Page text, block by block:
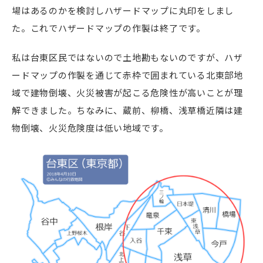
場はあるのかを検討しハザードマップに丸印をしまし
た。これでハザードマップの作製は終了です。
私は台東区民ではないので土地勘もないのですが、ハザ
ードマップの作製を通じて赤枠で囲まれている北東部地
域で建物倒壊、火災被害が起こる危険性が高いことが理
解できました。ちなみに、蔵前、柳橋、浅草橋近隣は建
物倒壊、火災危険度は低い地域です。